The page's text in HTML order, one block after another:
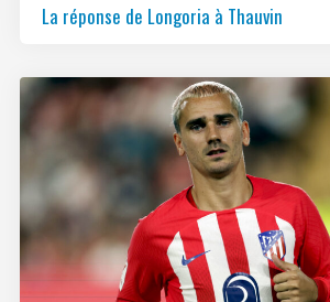
La réponse de Longoria à Thauvin